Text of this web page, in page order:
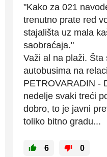
"Kako za 021
trenutno prate red
stajališta uz mala
saobraćaja."
Važi al na plaži. Šta
autobusima na
PETROVARADIN -
nedelje svaki treći
dobro, to je javni
toliko bitno gradu...
6 0